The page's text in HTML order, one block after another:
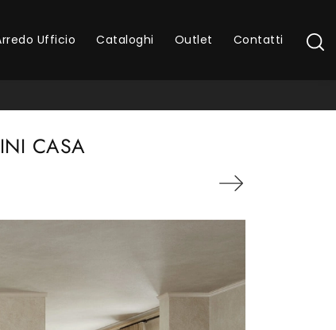
Ufficio Cataloghi Outlet Contatti
CASA